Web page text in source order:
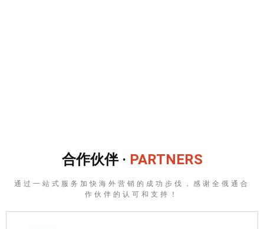
合作伙伴 · PARTNERS
通过一站式服务加快海外营销的成功步伐，感谢全俄通合
作伙伴的认可和支持！